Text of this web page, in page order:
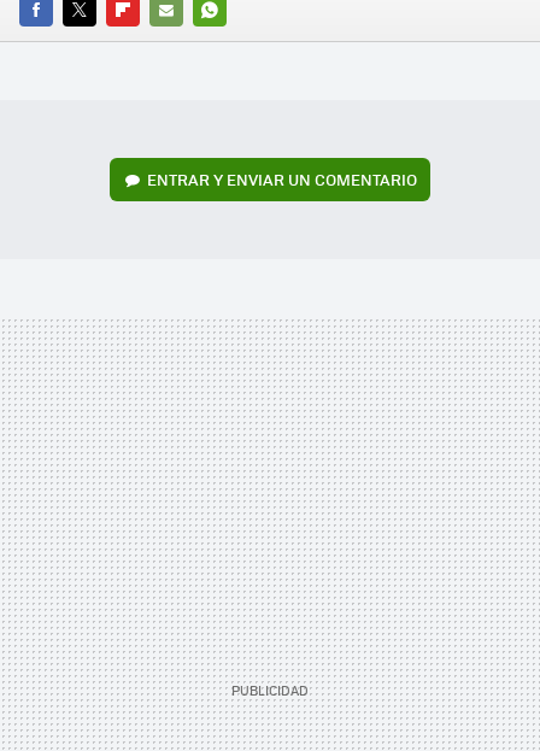
FACEBOOK
TWITTERFLIPBOARD
E-
WHATSAPP
ENTRAR Y ENVIAR UN COMENTARIO